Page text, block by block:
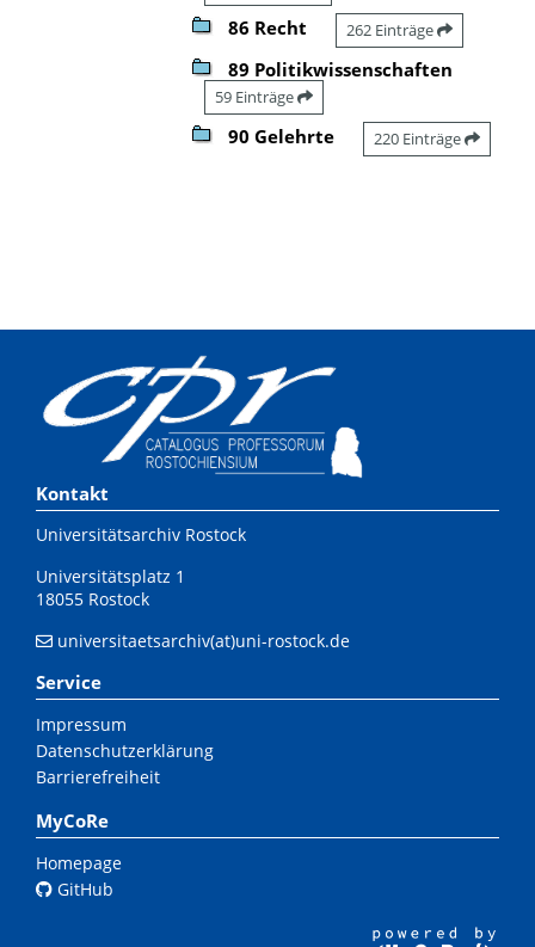
86 Recht 262 Einträge
89 Politikwissenschaften
59 Einträge
90 Gelehrte 220 Einträge
Kontakt
Universitätsarchiv Rostock
Universitätsplatz 1
18055 Rostock
universitaetsarchiv(at)uni-rostock.de
Service
Impressum
Datenschutzerklärung
Barrierefreiheit
MyCoRe
Homepage
GitHub